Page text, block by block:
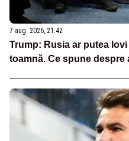
7 aug. 2026, 21:42
Trump: Rusia ar putea
toamnă. Ce spune despre